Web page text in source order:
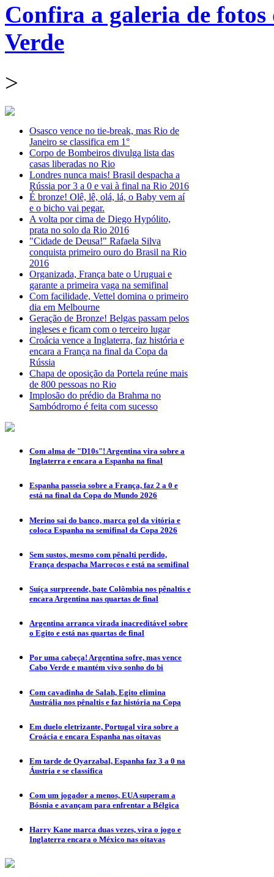
Confira a galeria de
Verde
>
Osasco vence no tie-break, mas Rio de
Janeiro se classifica em 1°
Corpo de Bombeiros divulga lista das
casas liberadas no Rio
Londres nunca mais! Brasil despacha a
Rússia por 3 a 0 e vai à final na Rio 2016
É bronze! Olê, lê, olá, lá, o Baby vem aí
e o bicho vai pegar.
A volta por cima de Diego Hypólito,
prata no solo da Rio 2016
"Cidade de Deusa!" Rafaela Silva
conquista primeiro ouro do Brasil na Rio
2016
Organizada, França bate o Uruguai e
garante a primeira vaga na semifinal
Com facilidade, Vettel domina o primeiro
dia em Melbourne
Geração de Bronze! Belgas passam pelos
ingleses e ficam com o terceiro lugar
Croácia vence a Inglaterra, faz história e
encara a França na final da Copa da
Rússia
Chapa de oposição da Portela reúne mais
de 800 pessoas no Rio
Implosão do prédio da Brahma no
Sambódromo é feita com sucesso
Com alma de "D10s"! Argentina vira sobre a
Inglaterra e encara a Espanha na final
Espanha passeia sobre a França, faz 2 a 0 e
está na final da Copa do Mundo 2026
Merino sai do banco, marca gol da vitória e
coloca Espanha na semifinal da Copa 2026
Sem sustos, mesmo com pênalti perdido,
França despacha Marrocos e está na semifinal
Suíça surpreende, bate Colômbia nos pênaltis e
encara Argentina nas quartas de final
Argentina arranca virada inacreditável sobre
o Egito e está nas quartas de final
Por uma cabeça! Argentina sofre, mas vence
Cabo Verde e mantém vivo sonho do bi
Com cavadinha de Salah, Egito elimina
Austrália nos pênaltis e faz história na Copa
Em duelo eletrizante, Portugal vira sobre a
Croácia e encara Espanha nas oitavas
Em tarde de Oyarzabal, Espanha faz 3 a 0 na
Áustria e se classifica
Com um jogador a menos, EUA superam a
Bósnia e avançam para enfrentar a Bélgica
Harry Kane marca duas vezes, vira o jogo e
Inglaterra encara o México nas oitavas